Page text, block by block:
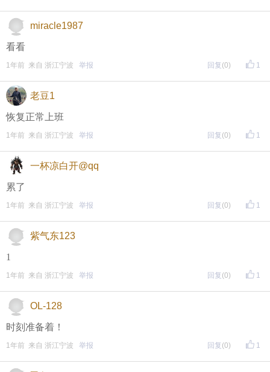
miracle1987
看看
1
1年前 来自 浙江宁波 举报 回复 (0)
老豆1
恢复正常上班
1
1年前 来自 浙江宁波 举报 回复 (0)
一杯凉白开@qq
累了
1
1年前 来自 浙江宁波 举报 回复 (0)
紫气东123
1
1
1年前 来自 浙江宁波 举报 回复 (0)
OL-128
时刻准备着！
1
1年前 来自 浙江宁波 举报 回复 (0)